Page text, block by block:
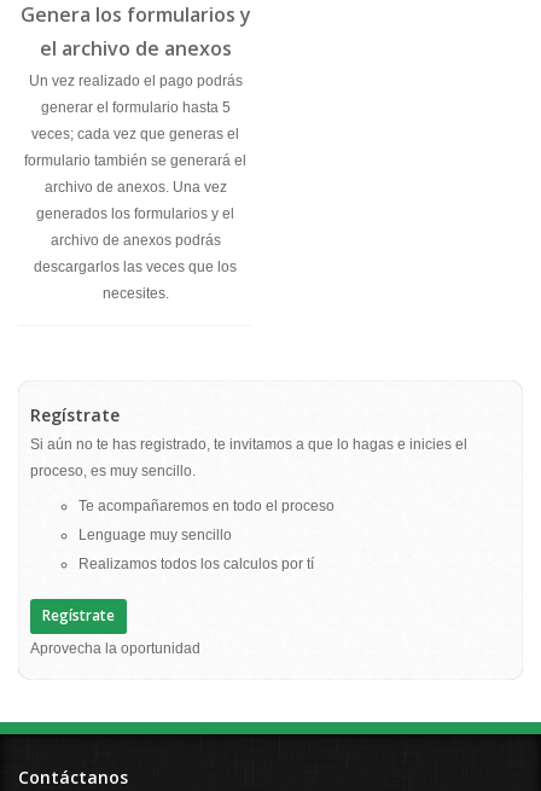
Genera los formularios y
el archivo de anexos
Un vez realizado el pago podrás
generar el formulario hasta 5
veces; cada vez que generas el
formulario también se generará el
archivo de anexos. Una vez
generados los formularios y el
archivo de anexos podrás
descargarlos las veces que los
necesites.
Regístrate
Si aún no te has registrado, te invitamos a que lo hagas e inicies el
proceso, es muy sencillo.
Te acompañaremos en todo el proceso
Lenguage muy sencillo
Realizamos todos los calculos por tí
Regístrate
Aprovecha la oportunidad
Contáctanos